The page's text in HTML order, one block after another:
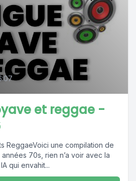
et reggae -
ReggaeVoici une compilation de
70s, rien n’a voir avec la
qui envahit...